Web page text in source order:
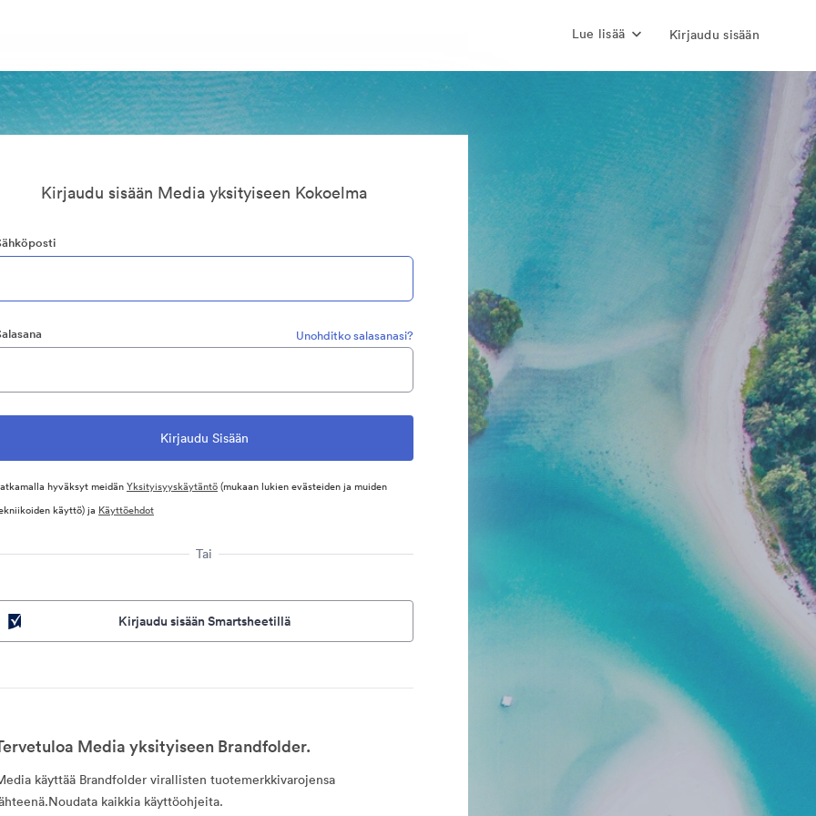
Lue lisää Kirjaudu sisään
Kirjaudu sisään Media yksityiseen Kokoelma
Unohditko salasanasi?
hyväksyt meidänYksityisyyskäytäntö(mukaan lukien evästeiden ja muiden
käyttö) ja Käyttöehdot
Tai
Kirjaudu sisään Smartsheetillä
Media yksityiseen Brandfolder.
käyttää Brandfolder virallisten tuotemerkkivarojensa
kaikkia käyttöohjeita.